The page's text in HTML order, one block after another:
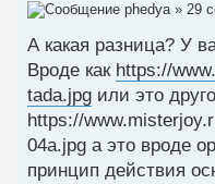
phedya» 29
А какая разница? У
Вроде как https://
tada.jpg или это
https://
04a.jpg а это вроде
принцип действия